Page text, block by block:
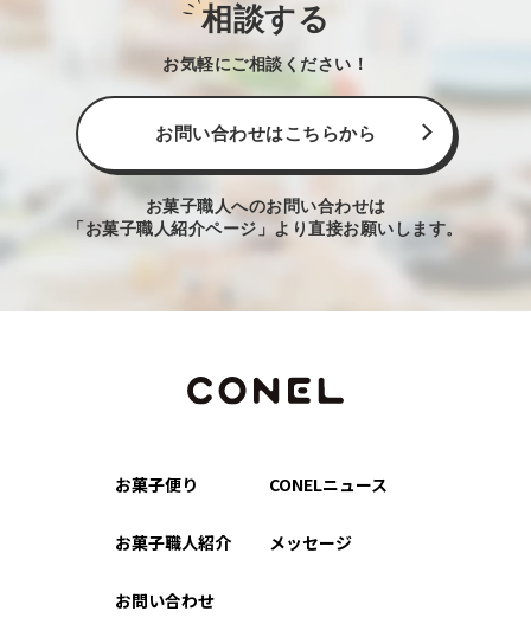
相談する
お気軽にご相談ください！
お問い合わせはこちらから
お菓子職人へのお問い合わせは
「お菓子職人紹介ページ」より直接お願いします。
お菓子便り CONELニュース
お菓子職人紹介 メッセージ
お問い合わせ